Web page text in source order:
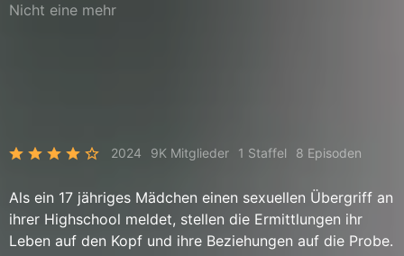
Nicht eine mehr
2024 9K Mitglieder 1 Staffel 8 Episoden
Als ein 17 jähriges Mädchen einen sexuellen Übergriff an
ihrer Highschool meldet, stellen die Ermittlungen ihr
Leben auf den Kopf und ihre Beziehungen auf die Probe.